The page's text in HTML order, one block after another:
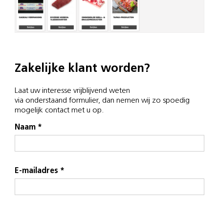
Zakelijke klant worden?
Laat uw interesse vrijblijvend weten
via onderstaand formulier, dan nemen wij zo spoedig
mogelijk contact met u op.
Naam *
E-mailadres *